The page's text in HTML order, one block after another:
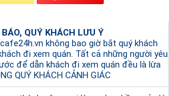
QUÝ KHÁCH LƯU Ý
không bao giờ bắt quý khách
đi xem quán. Tất cả những người yêu
để dẫn khách đi xem quán đều là lừa
QUÝ KHÁCH CẢNH GIÁC